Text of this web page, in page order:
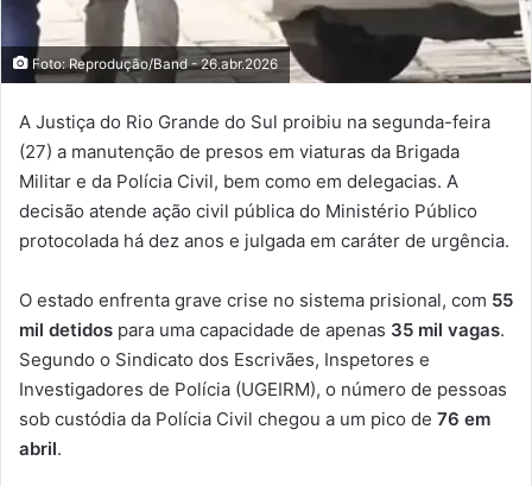
Foto: Reprodução/Band - 26.abr.2026
A Justiça do Rio Grande do Sul proibiu na segunda-feira
(27) a manutenção de presos em viaturas da Brigada
Militar e da Polícia Civil, bem como em delegacias. A
decisão atende ação civil pública do Ministério Público
protocolada há dez anos e julgada em caráter de urgência.
O estado enfrenta grave crise no sistema prisional, com 55
mil detidos para uma capacidade de apenas 35 mil vagas.
Segundo o Sindicato dos Escrivães, Inspetores e
Investigadores de Polícia (UGEIRM), o número de pessoas
sob custódia da Polícia Civil chegou a um pico de 76 em
abril.